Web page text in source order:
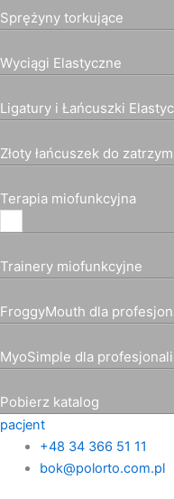
Sprężyny torkujące
Wyciągi Elastyczne
Ligatury i Łańcuszki
Złoty łańcuszek do
Terapia miofunkcyjna
Trainery miofunkcyjne
FroggyMouth dla
MyoSimple dla
Pobierz katalog
pacjent
+48 34 366 51 11
bok@polorto.com.pl